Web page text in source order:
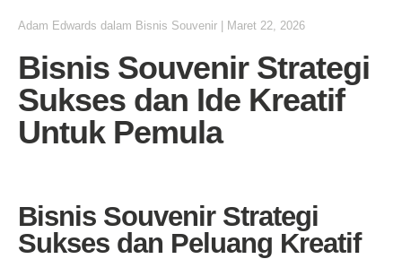
Adam Edwards dalam Bisnis Souvenir Maret 22, 2026
Bisnis Souvenir Strategi
Sukses dan Ide Kreatif
Untuk Pemula
Bisnis Souvenir Strategi
Sukses dan Peluang Kreatif